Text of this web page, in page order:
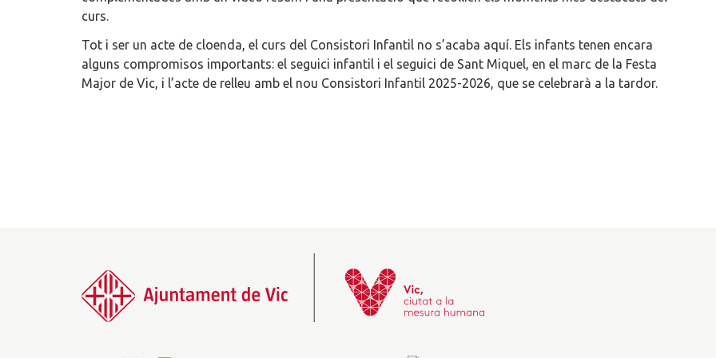
curs.
Tot i ser un acte de cloenda, el curs del Consistori Infantil no s’acaba aquí. Els infants tenen encara
alguns compromisos importants: el seguici infantil i el seguici de Sant Miquel, en el marc de la Festa
Major de Vic, i l’acte de relleu amb el nou Consistori Infantil 2025-2026, que se celebrarà a la tardor.